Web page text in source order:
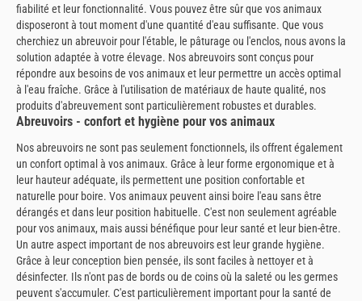
fiabilité et leur fonctionnalité. Vous pouvez être sûr que vos animaux
disposeront à tout moment d'une quantité d'eau suffisante. Que vous
cherchiez un abreuvoir pour l'étable, le pâturage ou l'enclos, nous avons la
solution adaptée à votre élevage. Nos abreuvoirs sont conçus pour
répondre aux besoins de vos animaux et leur permettre un accès optimal
à l'eau fraîche. Grâce à l'utilisation de matériaux de haute qualité, nos
produits d'abreuvement sont particulièrement robustes et durables.
Abreuvoirs - confort et hygiène pour vos animaux
Nos abreuvoirs ne sont pas seulement fonctionnels, ils offrent également
un confort optimal à vos animaux. Grâce à leur forme ergonomique et à
leur hauteur adéquate, ils permettent une position confortable et
naturelle pour boire. Vos animaux peuvent ainsi boire l'eau sans être
dérangés et dans leur position habituelle. C'est non seulement agréable
pour vos animaux, mais aussi bénéfique pour leur santé et leur bien-être.
Un autre aspect important de nos abreuvoirs est leur grande hygiène.
Grâce à leur conception bien pensée, ils sont faciles à nettoyer et à
désinfecter. Ils n'ont pas de bords ou de coins où la saleté ou les germes
peuvent s'accumuler. C'est particulièrement important pour la santé de